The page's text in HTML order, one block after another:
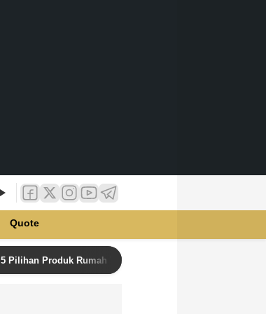
Quote
5 Pilihan Produk Rumah Tangga Terbaik di Unilever Store